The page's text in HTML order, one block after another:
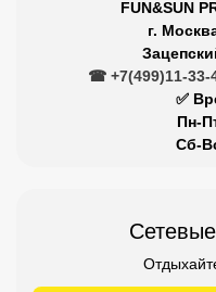
FUN&SUN
г.
☎ +7(499)11-33-
✅
Пн-
Сб-